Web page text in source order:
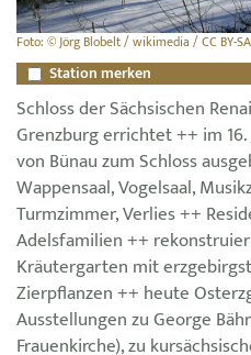
Foto: © Jörg Blobelt / wikimedia / CC BY-
Station merken
Schloss der Sächsischen
Grenzburg errichtet ++ im
von Bünau zum Schloss
Wappensaal, Vogelsaal,
Turmzimmer, Verlies ++
Adelsfamilien ++
Kräutergarten mit
Zierpflanzen ++ heute
Ausstellungen zu George
Frauenkirche), zu